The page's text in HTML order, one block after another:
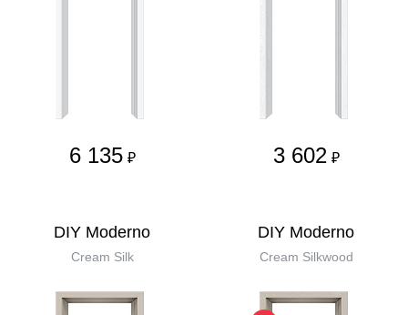
6 135 ₽ 3 602 ₽
DIY Moderno
Cream Silk
DIY Moderno
Cream Silkwood